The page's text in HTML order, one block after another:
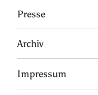
Presse
Archiv
Impressum